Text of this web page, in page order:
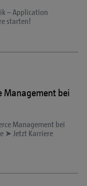
– Application
starten!
Management bei
Management bei
➤ Jetzt Karriere